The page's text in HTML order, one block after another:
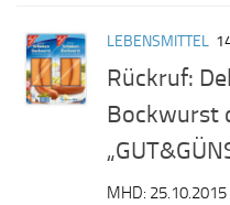
LEBENSMITTEL
Rückruf:
Bockwurst
MHD: